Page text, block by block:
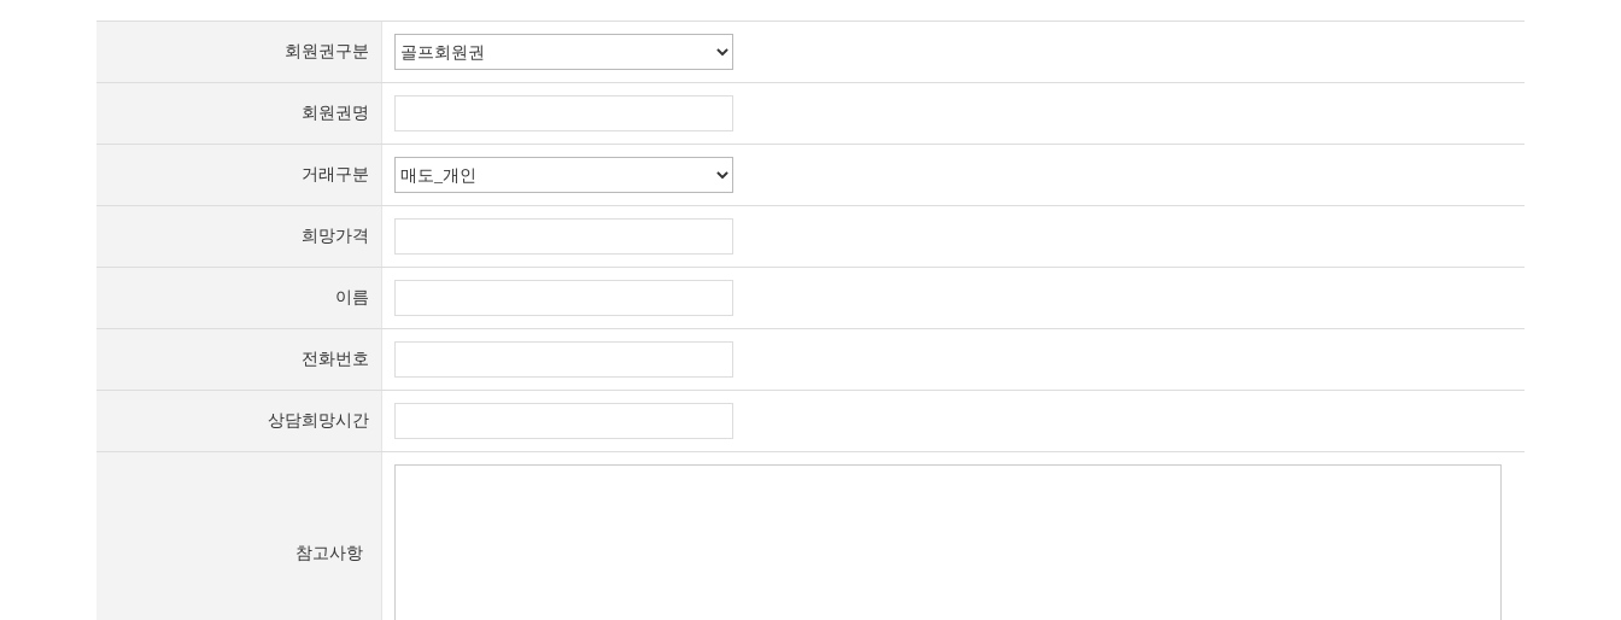
회원권구분
회원권명
거래구분
희망가격
이름
전화번호
상담희망시간
참고사항